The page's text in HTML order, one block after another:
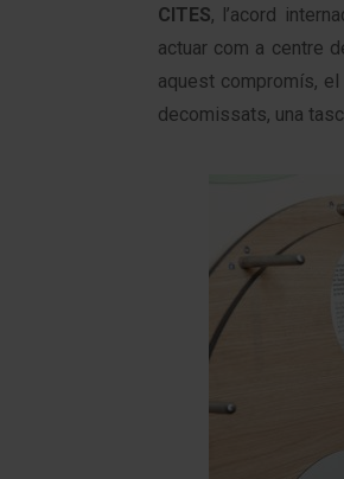
CITES, l’acord
actuar com a centre
aquest compromís,
decomissats, una